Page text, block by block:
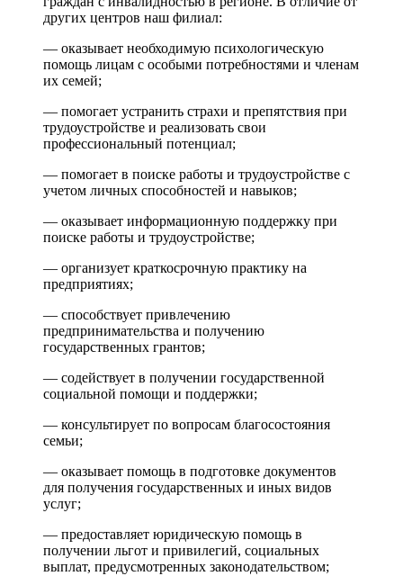
других центров наш филиал:
— оказывает необходимую психологическую
помощь лицам с особыми потребностями и членам
их семей;
— помогает устранить страхи и препятствия при
трудоустройстве и реализовать свои
профессиональный потенциал;
— помогает в поиске работы и трудоустройстве с
учетом личных способностей и навыков;
— оказывает информационную поддержку при
поиске работы и трудоустройстве;
— организует краткосрочную практику на
предприятиях;
— способствует привлечению
предпринимательства и получению
государственных грантов;
— содействует в получении государственной
социальной помощи и поддержки;
— консультирует по вопросам благосостояния
семьи;
— оказывает помощь в подготовке документов
для получения государственных и иных видов
услуг;
— предоставляет юридическую помощь в
получении льгот и привилегий, социальных
выплат, предусмотренных законодательством;